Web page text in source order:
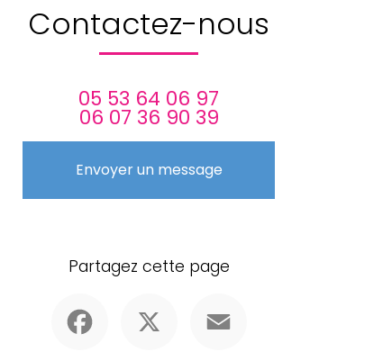
Contactez-nous
05 53 64 06 97
06 07 36 90 39
Envoyer un message
Partagez cette page